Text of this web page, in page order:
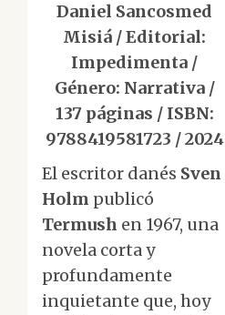
Daniel Sancosmed
Misiá / Editorial:
Impedimenta /
Género: Narrativa /
137 páginas / ISBN:
9788419581723 / 2024
El escritor danés Sven
Holm publicó
Termush en 1967, una
novela corta y
profundamente
inquietante que, hoy